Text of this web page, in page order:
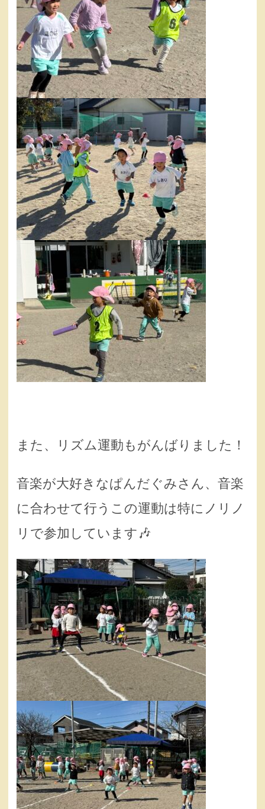
また、リズム運動もがんばりました！
音楽が大好きなぱんだぐみさん、音楽
に合わせて行うこの運動は特にノリノ
リで参加しています🎶